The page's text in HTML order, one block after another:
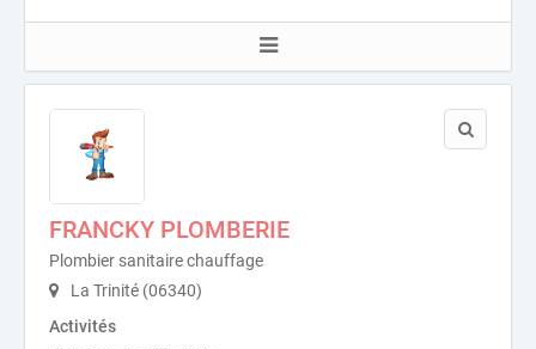
FRANCKY PLOMBERIE
Plombier sanitaire chauffage
La Trinité (06340)
Activités